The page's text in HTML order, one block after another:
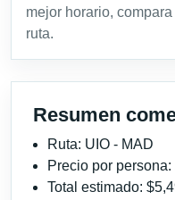
mejor horario,
ruta.
Resumen
Ruta: UIO - MAD
Precio por
Total estimado: